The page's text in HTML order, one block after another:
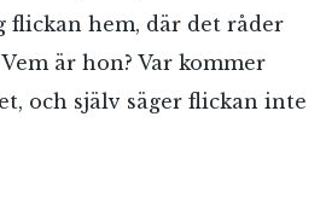
flickan hem, där det råder
är hon? Var kommer
och själv säger flickan inte